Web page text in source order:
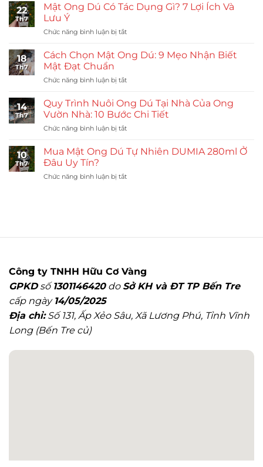
Dú
Quy
Nhân
Đàn
Vườn
22
Th7
Mật Ong Dú Có Tác Dụng Gì? 7 Lợi Ích Và
Lưu Ý
Chức năng bình luận bị tắtở
Ong
Dú
Tác
Gì?
7
Ích
Lưu
18
Th7
Cách Chọn Mật Ong Dú: 9 Mẹo Nhận Biết
Mật Đạt Chuẩn
Chức năng bình luận bị tắtở
Chọn
Mật
Ong
Dú:
Mẹo
Mật
14
Th7
Quy Trình Nuôi Ong Dú Tại Nhà Của Ong
Vườn Nhà: 10 Bước Chi Tiết
Chức năng bình luận bị tắtở
Trình
Nuôi
Dú
Nhà:
Chi
10
Th7
Mua Mật Ong Dú Tự Nhiên DUMIA 280ml Ở
Đâu Uy Tín?
Chức năng bình luận bị tắtở
Nhiên
Ở
Đâu
Uy
Công ty TNHH Hữu Cơ Vàng
GPKDsố 1301146420do Sở KH và ĐT TP Bến Tre
cấp ngày 14/05/2025
Địa chỉ:Số 131, Ấp Xẻo Sâu, Xã Lương Phú, Tỉnh Vĩnh
Long (Bến Tre củ)